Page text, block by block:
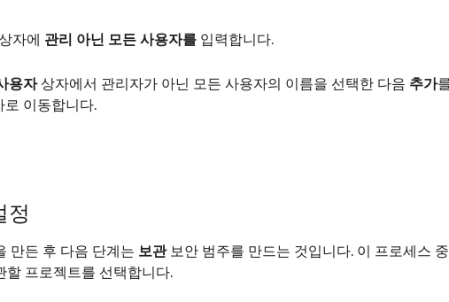
자에 관리 아닌 모든 사용자를입력합니다.
용자상자에서 관리자가 아닌 모든 사용자의 이름을 선택한 다음 추가
이동합니다.
정
만든 후 다음 단계는 보관보안 범주를 만드는 것입니다. 이 프로세스 중
할 프로젝트를 선택합니다.